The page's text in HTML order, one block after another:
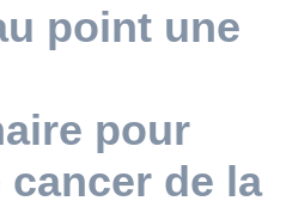
point une
pour
de la